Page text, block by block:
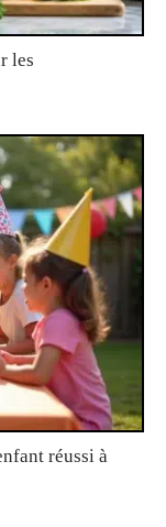
les
réussi à